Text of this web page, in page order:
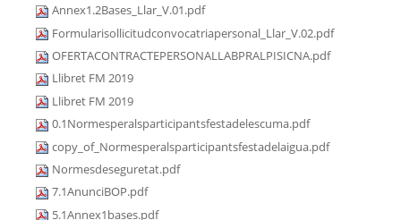
Annex1.2Bases_Llar_V.01.pdf
Formularisollicitudconvocatriapersonal_Llar_V.02.pdf
OFERTACONTRACTEPERSONALLABPRALPISICNA.pdf
Llibret FM 2019
Llibret FM 2019
0.1Normesperalsparticipantsfestadelescuma.pdf
copy_of_Normesperalsparticipantsfestadelaigua.pdf
Normesdeseguretat.pdf
7.1AnunciBOP.pdf
5.1Annex1bases.pdf